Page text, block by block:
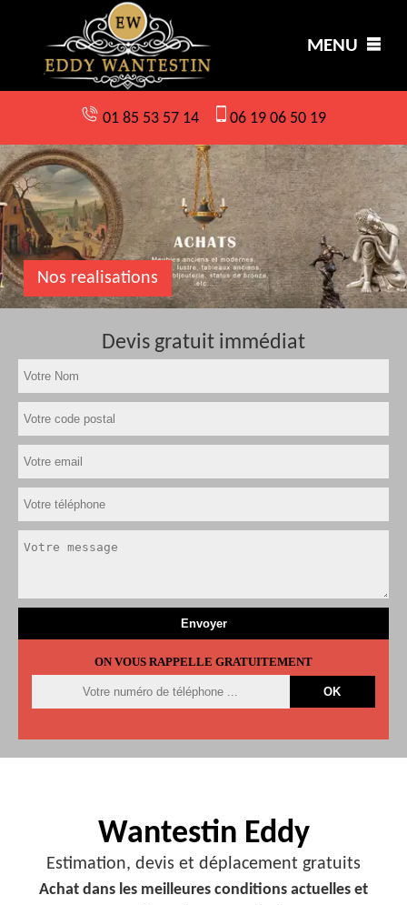
MENU
01 85 53 57 14 06 19 06 50 19
Nos realisations
Devis gratuit immédiat
ON VOUS RAPPELLE GRATUITEMENT
Wantestin Eddy
Estimation, devis et déplacement gratuits
Achat dans les meilleures conditions actuelles et